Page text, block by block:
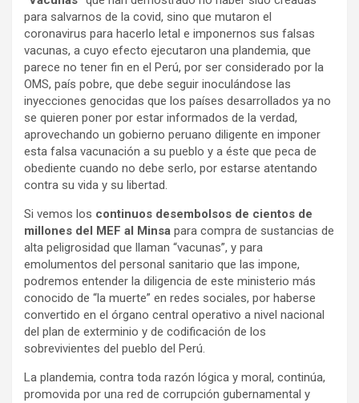
para salvarnos de la covid, sino que mutaron el
coronavirus para hacerlo letal e imponernos sus falsas
vacunas, a cuyo efecto ejecutaron una plandemia, que
parece no tener fin en el Perú, por ser considerado por la
OMS, país pobre, que debe seguir inoculándose las
inyecciones genocidas que los países desarrollados ya no
se quieren poner por estar informados de la verdad,
aprovechando un gobierno peruano diligente en imponer
esta falsa vacunación a su pueblo y a éste que peca de
obediente cuando no debe serlo, por estarse atentando
contra su vida y su libertad.
Si vemos los continuos desembolsos de cientos de
millones del MEF al Minsa para compra de sustancias de
alta peligrosidad que llaman “vacunas”, y para
emolumentos del personal sanitario que las impone,
podremos entender la diligencia de este ministerio más
conocido de “la muerte” en redes sociales, por haberse
convertido en el órgano central operativo a nivel nacional
del plan de exterminio y de codificación de los
sobrevivientes del pueblo del Perú.
La plandemia, contra toda razón lógica y moral, continúa,
promovida por una red de corrupción gubernamental y